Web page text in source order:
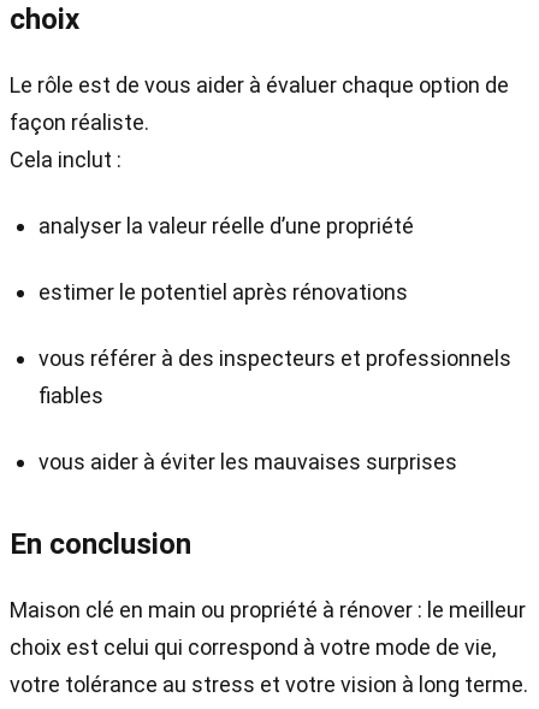
choix
Le rôle est de vous aider à évaluer chaque option de
façon réaliste.
Cela inclut :
analyser la valeur réelle d’une propriété
estimer le potentiel après rénovations
vous référer à des inspecteurs et professionnels
fiables
vous aider à éviter les mauvaises surprises
En conclusion
Maison clé en main ou propriété à rénover : le meilleur
choix est celui qui correspond à votre mode de vie,
votre tolérance au stress et votre vision à long terme.